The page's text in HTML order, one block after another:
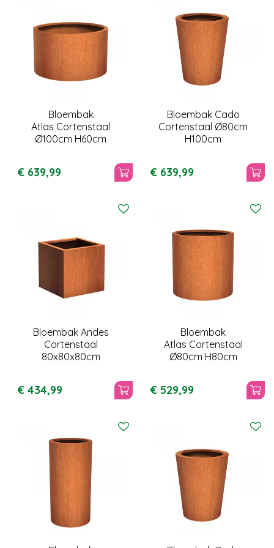
Bloembak
Atlas Cortenstaal
Ø100cm H60cm
€ 639,99
Bloembak Cado
Cortenstaal Ø80cm
H100cm
€ 639,99
Bloembak Andes
Cortenstaal
80x80x80cm
€ 434,99
Bloembak
Atlas Cortenstaal
Ø80cm H80cm
€ 529,99